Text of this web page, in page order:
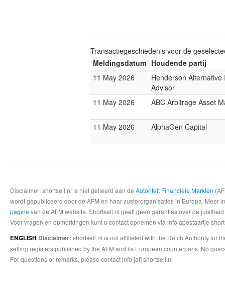
Transactiegeschiedenis voor de
Meldingsdatum Houdende partij
11 May 2026
Henderson Alternative
Advisor
11 May 2026
ABC Arbitrage Asset
11 May 2026 AlphaGen Capital
Disclaimer: shortsell.nl is niet gelieerd aan de Autoriteit Financiele Markten
wordt gepubliceerd door de AFM en haar zusterorganisaties in Europa.
pagina van de AFM website. Shortsell.nl geeft geen garanties over de
Voor vragen en opmerkingen kunt u contact opnemen via info apestaartje
ENGLISH Disclaimer: shortsell.nl is not affiliated with the Dutch Authority for
selling registers published by the AFM and its European counterparts. No
For questions or remarks, please contact info [at] shortsell.nl